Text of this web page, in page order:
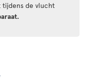
tijdens de vlucht